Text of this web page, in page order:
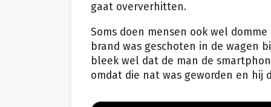
gaat oververhitten.
Soms doen mensen ook wel
brand was geschoten in de wagen
bleek wel dat de man de
omdat die nat was geworden en hij